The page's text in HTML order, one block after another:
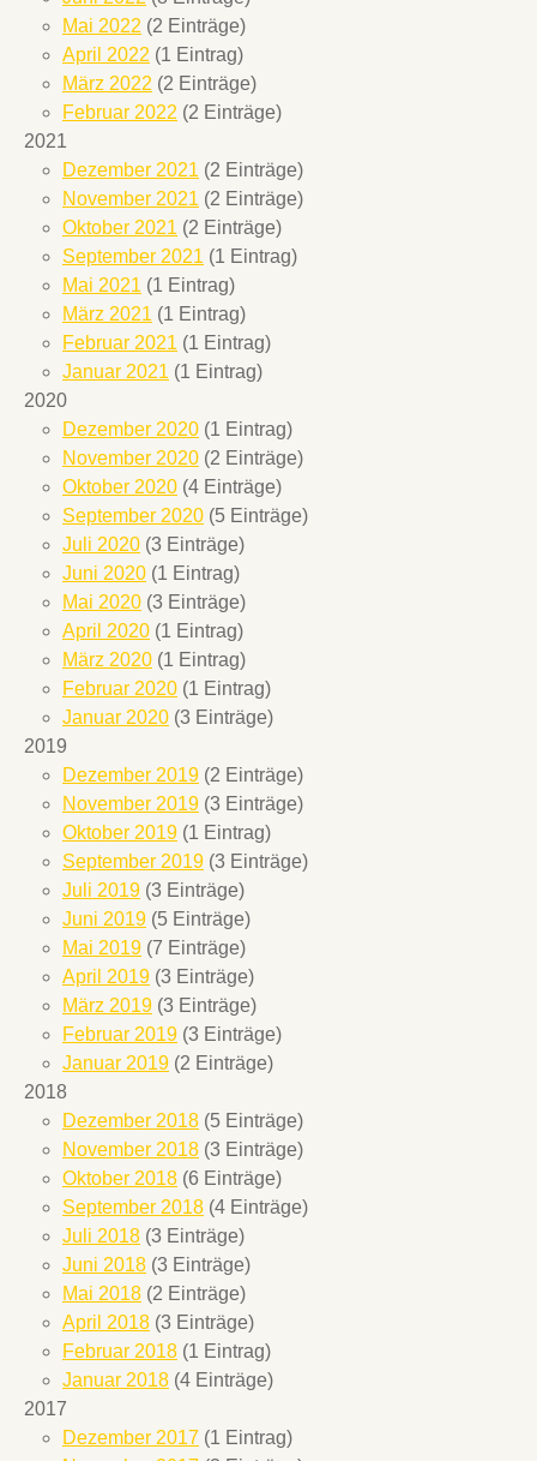
Mai 2022 (2 Einträge)
April 2022 (1 Eintrag)
März 2022 (2 Einträge)
Februar 2022 (2 Einträge)
2021
Dezember 2021 (2 Einträge)
November 2021 (2 Einträge)
Oktober 2021 (2 Einträge)
September 2021 (1 Eintrag)
Mai 2021 (1 Eintrag)
März 2021 (1 Eintrag)
Februar 2021 (1 Eintrag)
Januar 2021 (1 Eintrag)
2020
Dezember 2020 (1 Eintrag)
November 2020 (2 Einträge)
Oktober 2020 (4 Einträge)
September 2020 (5 Einträge)
Juli 2020 (3 Einträge)
Juni 2020 (1 Eintrag)
Mai 2020 (3 Einträge)
April 2020 (1 Eintrag)
März 2020 (1 Eintrag)
Februar 2020 (1 Eintrag)
Januar 2020 (3 Einträge)
2019
Dezember 2019 (2 Einträge)
November 2019 (3 Einträge)
Oktober 2019 (1 Eintrag)
September 2019 (3 Einträge)
Juli 2019 (3 Einträge)
Juni 2019 (5 Einträge)
Mai 2019 (7 Einträge)
April 2019 (3 Einträge)
März 2019 (3 Einträge)
Februar 2019 (3 Einträge)
Januar 2019 (2 Einträge)
2018
Dezember 2018 (5 Einträge)
November 2018 (3 Einträge)
Oktober 2018 (6 Einträge)
September 2018 (4 Einträge)
Juli 2018 (3 Einträge)
Juni 2018 (3 Einträge)
Mai 2018 (2 Einträge)
April 2018 (3 Einträge)
Februar 2018 (1 Eintrag)
Januar 2018 (4 Einträge)
2017
Dezember 2017 (1 Eintrag)